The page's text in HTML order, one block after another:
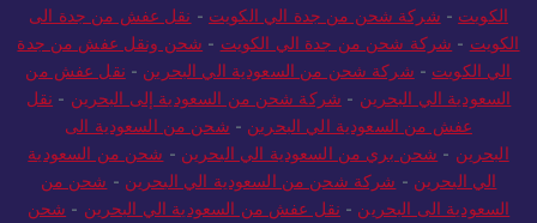
الكويت - شركة شحن من جدة الي الكويت - نقل عفش من جدة الى
الكويت - شركة شحن من جدة الي الكويت - شحن ونقل عفش من جدة
الي الكويت - شركة شحن من السعودية الي البحرين - نقل عفش من
السعودية الي البحرين - شركة شحن من السعودية إلى البحرين - نقل
عفش من السعودية الي البحرين - شحن من السعودية الى
البحرين - شحن بري من السعودية الي البحرين - شحن من السعودية
الي البحرين - شركة شحن من السعودية الي البحرين - شحن من
السعودية الى البحرين - نقل عفش من السعودية الي البحرين - شحن